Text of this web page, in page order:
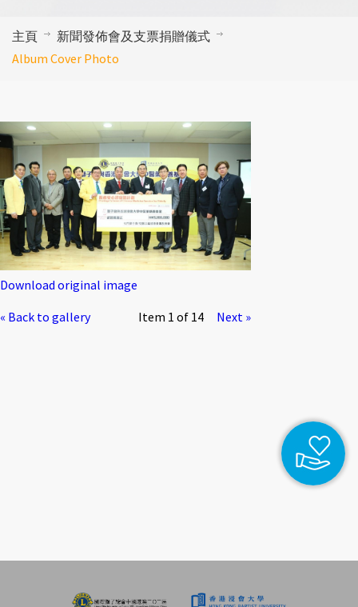
主頁
新聞發佈會及支票捐贈儀式
Album Cover Photo
Download original image
« Back to gallery
Item 1 of 14 Next »